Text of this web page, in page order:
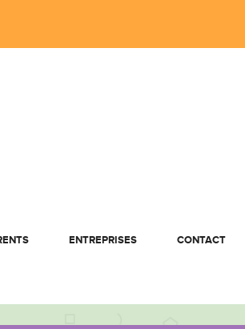
ENTREPRISES CONTACT